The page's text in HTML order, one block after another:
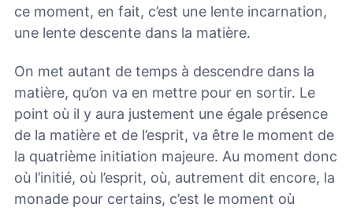
ce moment, en fait, c’est une lente incarnation,
une lente descente dans la matière.
On met autant de temps à descendre dans la
matière, qu’on va en mettre pour en sortir. Le
point où il y aura justement une égale présence
de la matière et de l’esprit, va être le moment de
la quatrième initiation majeure. Au moment donc
où l’initié, où l’esprit, où, autrement dit encore, la
monade pour certains, c’est le moment où